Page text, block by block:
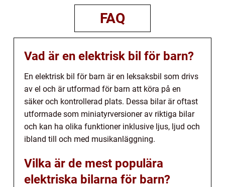
FAQ
Vad är en elektrisk bil för barn?
En elektrisk bil för barn är en leksaksbil som drivs
av el och är utformad för barn att köra på en
säker och kontrollerad plats. Dessa bilar är oftast
utformade som miniatyrversioner av riktiga bilar
och kan ha olika funktioner inklusive ljus, ljud och
ibland till och med musikanläggning.
Vilka är de mest populära
elektriska bilarna för barn?